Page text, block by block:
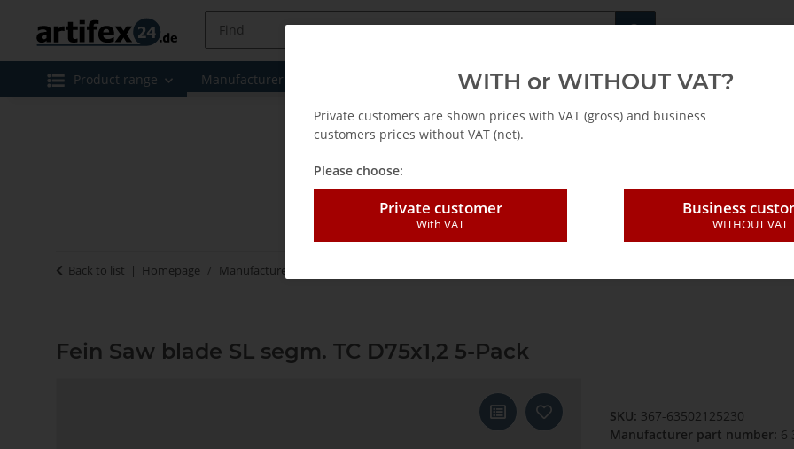
Fachshop für
Product range Manufacturer Leasing / Mietkauf
Back to list Homepage Manufacturer
Fein Saw blade SL segm. TC D75x1,2 5-Pack
SKU: 367-63502125230
Manufacturer part number: 6
WITH or WITHOUT VAT?
Private customers are shown prices with VAT (gross) and business
customers prices without VAT (net).
Please choose:
Private customer
With VAT
Business
WITHOUT VAT